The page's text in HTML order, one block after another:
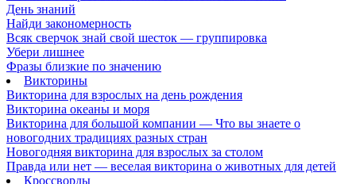
День знаний
Найди закономерность
Всяк сверчок знай свой шесток — группировка
Убери лишнее
Фразы близкие по значению
Викторины
Викторина для взрослых на день рождения
Викторина океаны и моря
Викторина для большой компании — Что вы знаете о
новогодних традициях разных стран
Новогодняя викторина для взрослых за столом
Правда или нет — веселая викторина о животных для детей
Кроссворды